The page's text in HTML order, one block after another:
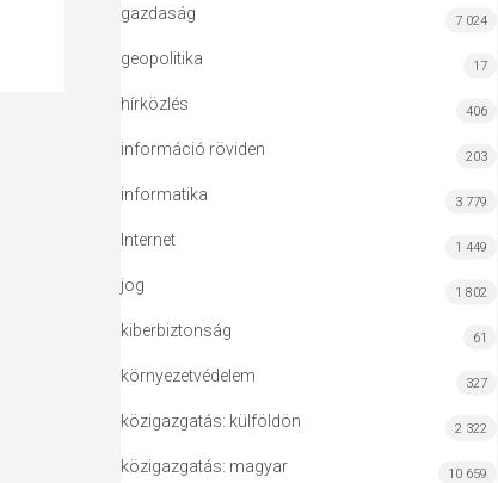
gazdaság 7 024
geopolitika 17
hírközlés 406
információ röviden 203
informatika 3 779
Internet 1 449
jog 1 802
kiberbiztonság 61
környezetvédelem 327
közigazgatás: külföldön 2 322
közigazgatás: magyar 10 659